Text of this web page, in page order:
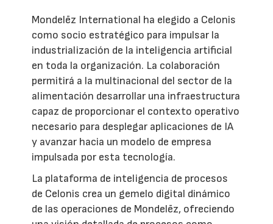
Mondelēz International ha elegido a Celonis
como socio estratégico para impulsar la
industrialización de la inteligencia artificial
en toda la organización. La colaboración
permitirá a la multinacional del sector de la
alimentación desarrollar una infraestructura
capaz de proporcionar el contexto operativo
necesario para desplegar aplicaciones de IA
y avanzar hacia un modelo de empresa
impulsada por esta tecnología.
La plataforma de inteligencia de procesos
de Celonis crea un gemelo digital dinámico
de las operaciones de Mondelēz, ofreciendo